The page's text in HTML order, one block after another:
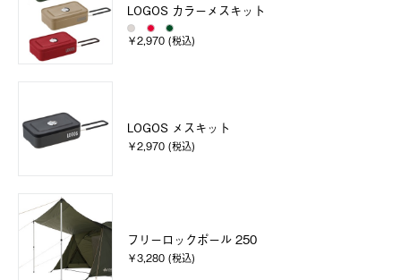
LOGOS カラーメスキット
￥2,970 (税込)
LOGOS メスキット
￥2,970 (税込)
フリーロックポール 250
￥3,280 (税込)